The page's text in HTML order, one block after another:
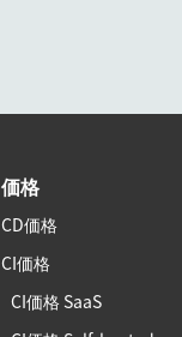
価格
CD価格
CI価格
CI価格 SaaS